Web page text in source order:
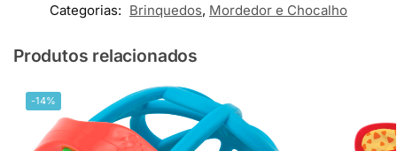
Categorias: Brinquedos, Mordedor e Chocalho
Produtos relacionados
-14%